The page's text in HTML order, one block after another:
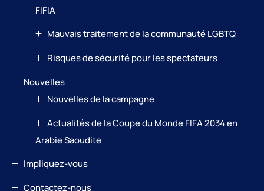
FIFIA
Mauvais traitement de la communauté LGBTQ
Risques de sécurité pour les spectateurs
Nouvelles
Nouvelles de la campagne
Actualités de la Coupe du Monde FIFA 2034 en
Arabie Saoudite
Impliquez-vous
Contactez-nous